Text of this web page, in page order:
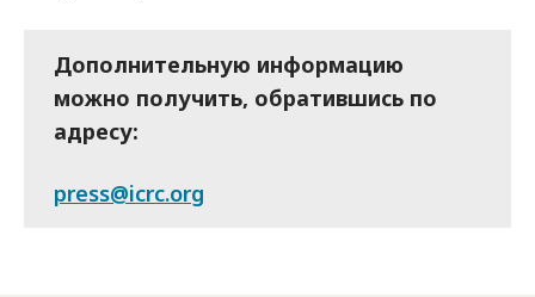
Дополнительную информацию
можно получить, обратившись по
адресу:
press@icrc.org